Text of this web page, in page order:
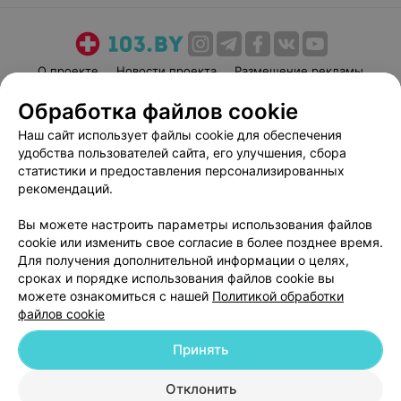
О проекте Новости проекта
Размещение рекламы
Пользовательское соглашение
Способы оплаты
Вакансии
Партнеры
Написать руководителю 103.by
Персональные настройки cookie
Обработка персональных данных
© 2026 ООО «Артокс Лаб», УНП 191700409| 220012, Республика Беларусь,
г. Минск, улица Толбухина, 2, пом. 16 | help@103.by
Обработка файлов cookie
Наш сайт использует файлы cookie для обеспечения
удобства пользователей сайта, его улучшения, сбора
статистики и предоставления персонализированных
рекомендаций.
Вы можете настроить параметры использования файлов
cookie или изменить свое согласие в более позднее время.
Для получения дополнительной информации о целях,
сроках и порядке использования файлов cookie вы
можете ознакомиться с нашей Политикой обработки
файлов cookie
Отклонить
Принять